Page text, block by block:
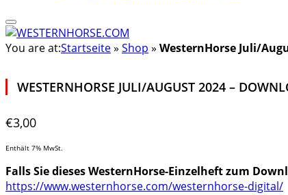
You are at:Startseite» Shop » WesternHorse Juli/
WESTERNHORSE JULI/AUGUST 2024 –
€3,00
Enthält 7% MwSt.
Falls Sie dieses WesternHorse-Einzelheft zum
https://www.westernhorse.com/westernhorse-digital/